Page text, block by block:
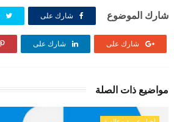
شارك الموضوع شارك على
شارك على شارك على
مواضيع ذات الصلة